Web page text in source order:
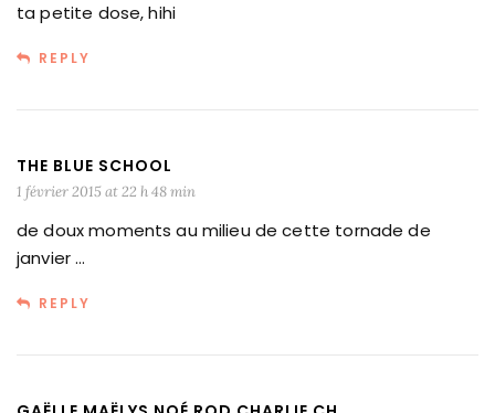
ta petite dose, hihi
REPLY
THE BLUE SCHOOL
1 février 2015 at 22 h 48 min
de doux moments au milieu de cette tornade de
janvier …
REPLY